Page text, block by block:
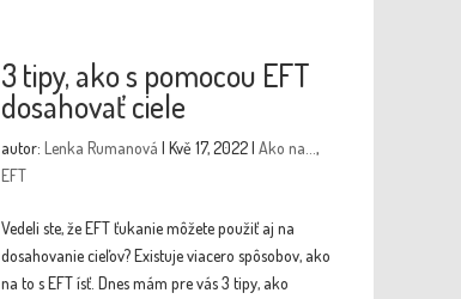
3 tipy, ako s pomocou EFT
dosahovať ciele
autor:Lenka Rumanová |Kvě 17, 2022|Ako na...,
EFT
Vedeli ste, že EFT ťukanie môžete použiť aj na
dosahovanie cieľov? Existuje viacero spôsobov, ako
na to s EFT ísť. Dnes mám pre vás 3 tipy, ako